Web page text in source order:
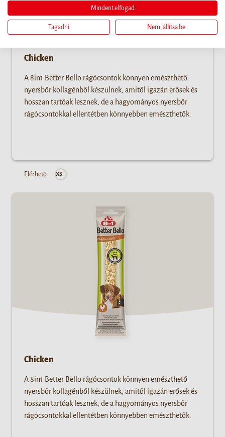
Chicken
A 8in1 Better Bello rágócsontok könnyen emészthető
nyersbőr kollagénből készülnek, amitől igazán erősek és
hosszan tartóak lesznek, de a hagyományos nyersbőr
rágócsontokkal ellentétben könnyebben emészthetők.
Elérhető XS
Chicken
A 8in1 Better Bello rágócsontok könnyen emészthető
nyersbőr kollagénből készülnek, amitől igazán erősek és
hosszan tartóak lesznek, de a hagyományos nyersbőr
rágócsontokkal ellentétben könnyebben emészthetők.
Mindent elfogad
Tagadni Nem, állítsa be